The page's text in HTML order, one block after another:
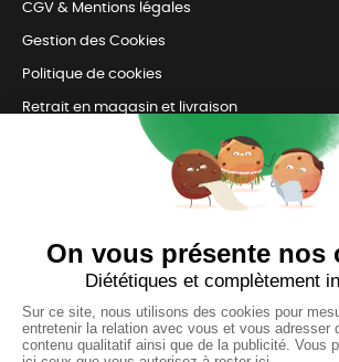
CGV & Mentions légales
Gestion des Cookies
Politique de cookies
Retrait en magasin et livraison
Nous sommes connectés
pour répondre à tous vos besoins
SUIVEZ-NOUS